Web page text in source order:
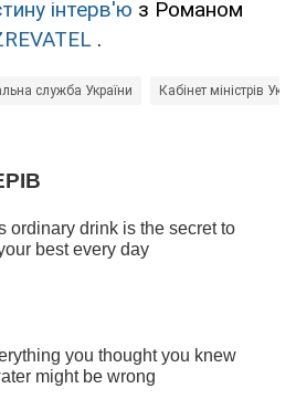
інтерв'ю з Романом
.
служба України Кабінет міністрів